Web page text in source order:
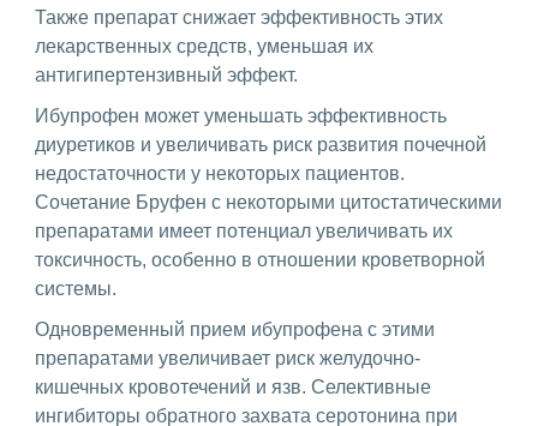
Также препарат снижает эффективность этих
лекарственных средств, уменьшая их
антигипертензивный эффект.
Ибупрофен может уменьшать эффективность
диуретиков и увеличивать риск развития почечной
недостаточности у некоторых пациентов.
Сочетание Бруфен с некоторыми цитостатическими
препаратами имеет потенциал увеличивать их
токсичность, особенно в отношении кроветворной
системы.
Одновременный прием ибупрофена с этими
препаратами увеличивает риск желудочно-
кишечных кровотечений и язв. Селективные
ингибиторы обратного захвата серотонина при